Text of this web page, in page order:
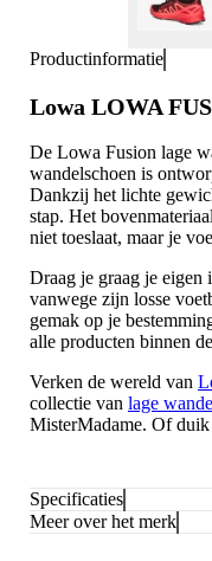
Productinformatie
Lowa LOWA
De Lowa Fusion lage
wandelschoen is
Dankzij het lichte
stap. Het
niet toeslaat, maar je
Draag je graag je eigen
vanwege zijn losse
gemak op je
alle producten binnen
Verken de wereld van
collectie van lage
MisterMadame. Of
Specificaties
Meer over het merk